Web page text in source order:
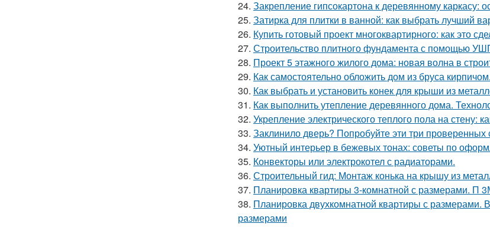
24. Закрепление гипсокартона к деревянному
25. Затирка для плитки в ванной: как выбрать лучший
26. Купить готовый проект многоквартирного: как это
27. Строительство плитного фундамента с помощью
28. Проект 5 этажного жилого дома: новая волна в
29. Как самостоятельно обложить дом из бруса
30. Как выбрать и установить конек для крыши из
31. Как выполнить утепление деревянного дома.
32. Укрепление электрического теплого пола на стену:
33. Заклинило дверь? Попробуйте эти три проверенных
34. Уютный интерьер в бежевых тонах: советы по
35. Конвекторы или электрокотел с радиаторами.
36. Строительный гид: Монтаж конька на крышу из
37. Планировка квартиры 3-комнатной с размерами. П
38. Планировка двухкомнатной квартиры с размерами.
размерами